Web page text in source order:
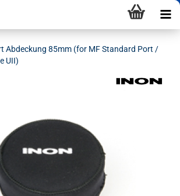
Abdeckung 85mm (for MF Standard Port /
UII)